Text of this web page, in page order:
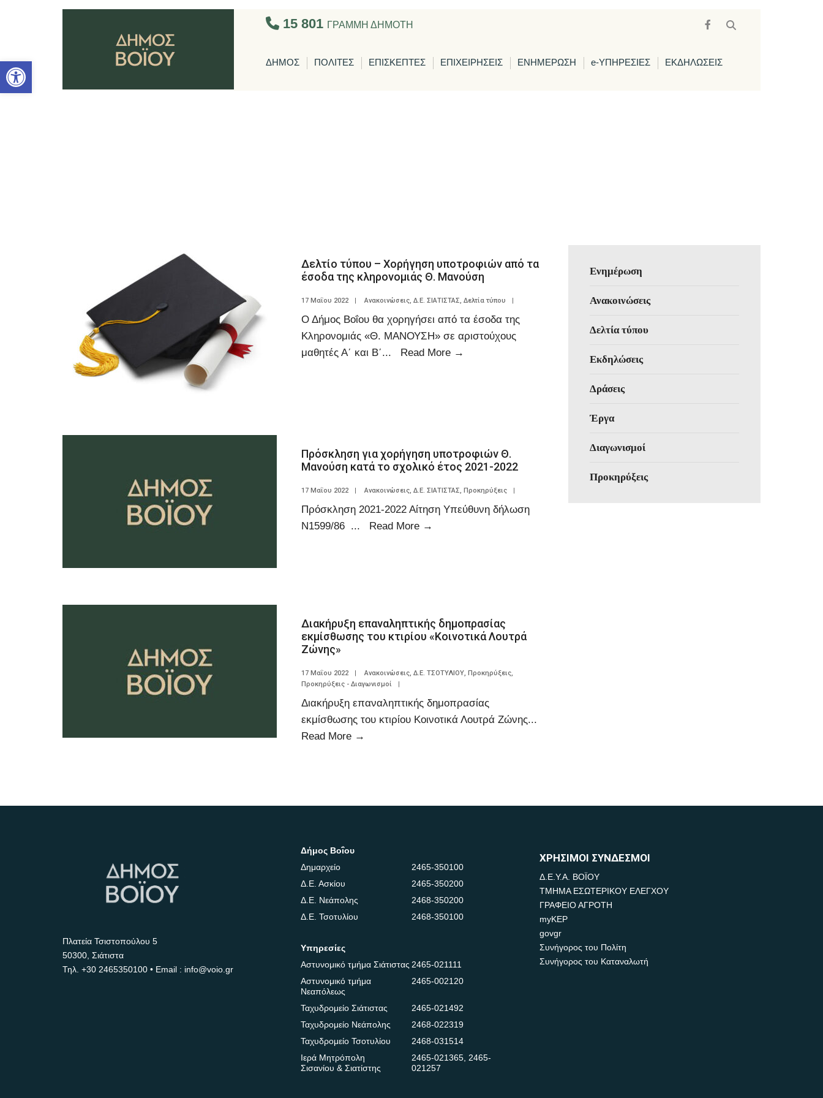
Ανοίξτε τη γραμμή εργαλείων
15 801 ΓΡΑΜΜΗ ΔΗΜΟΤΗ
ΔΗΜΟΣ ΠΟΛΙΤΕΣ ΕΠΙΣΚΕΠΤΕΣ ΕΠΙΧΕΙΡΗΣΕΙΣ ΕΝΗΜΕΡΩΣΗ e-ΥΠΗΡΕΣΙΕΣ ΕΚΔΗΛΩΣΕΙΣ
Δελτίο τύπου – Χορήγηση υποτροφιών από τα
έσοδα της κληρονομιάς Θ. Μανούση
17 Μαΐου 2022 | Ανακοινώσεις, Δ.Ε. ΣΙΑΤΙΣΤΑΣ, Δελτία τύπου |
Ο Δήμος Βοΐου θα χορηγήσει από τα έσοδα της
Κληρονομιάς «Θ. ΜΑΝΟΥΣΗ» σε αριστούχους
μαθητές Α΄ και Β΄... Read More →
Πρόσκληση για χορήγηση υποτροφιών Θ.
Μανούση κατά το σχολικό έτος 2021-2022
17 Μαΐου 2022 | Ανακοινώσεις, Δ.Ε. ΣΙΑΤΙΣΤΑΣ, Προκηρύξεις |
Πρόσκληση 2021-2022 Αίτηση Υπεύθυνη δήλωση
N1599/86 ... Read More →
Διακήρυξη επαναληπτικής δημοπρασίας
εκμίσθωσης του κτιρίου «Κοινοτικά Λουτρά
Ζώνης»
17 Μαΐου 2022 | Ανακοινώσεις, Δ.Ε. ΤΣΟΤΥΛΙΟΥ, Προκηρύξεις,
Προκηρύξεις - Διαγωνισμοί
|
Διακήρυξη επαναληπτικής δημοπρασίας
εκμίσθωσης του κτιρίου Κοινοτικά Λουτρά Ζώνης...
Read More →
Ενημέρωση
Ανακοινώσεις
Δελτία τύπου
Εκδηλώσεις
Δράσεις
Έργα
Διαγωνισμοί
Προκηρύξεις
Πλατεία Τσιστοπούλου 5
50300, Σιάτιστα
Τηλ. +30 2465350100 • Email : info@voio.gr
Δήμος Βοΐου
Δημαρχείο
2465-350100
Δ.Ε. Ασκίου
2465-350200
Δ.Ε. Νεάπολης
2468-350200
Δ.Ε. Τσοτυλίου
2468-350100
Υπηρεσίες
Αστυνομικό τμήμα Σιάτιστας2465-021111
Αστυνομικό τμήμα
Νεαπόλεως
2465-002120
Ταχυδρομείο Σιάτιστας
2465-021492
Ταχυδρομείο Νεάπολης
2468-022319
Ταχυδρομείο Τσοτυλίου
2468-031514
Ιερά Μητρόπολη
Σισανίου & Σιατίστης
2465-021365,2465-
021257
ΧΡΗΣΙΜΟΙ ΣΥΝΔΕΣΜΟΙ
Δ.Ε.Υ.Α. ΒΟΪΟΥ
ΤΜΗΜΑ ΕΣΩΤΕΡΙΚΟΥ ΕΛΕΓΧΟΥ
ΓΡΑΦΕΙΟ ΑΓΡΟΤΗ
myKEP
govgr
Συνήγορος του Πολίτη
Συνήγορος του Καταναλωτή